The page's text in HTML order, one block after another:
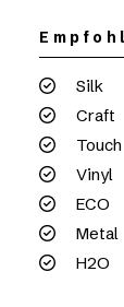
Silk
Craft
Touch
Vinyl
ECO
Metal
H2O